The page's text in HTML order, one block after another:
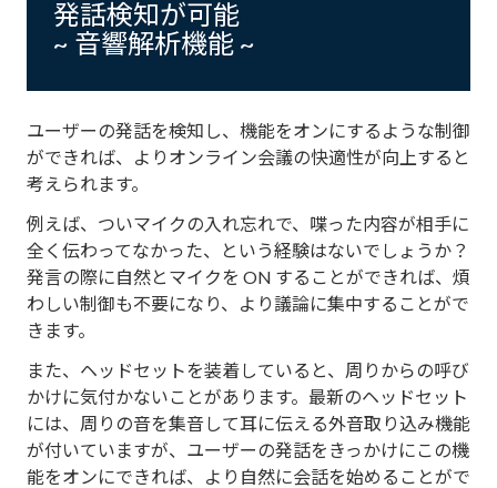
発話検知が可能
~ 音響解析機能 ~
ユーザーの発話を検知し、機能をオンにするような制御
ができれば、よりオンライン会議の快適性が向上すると
考えられます。
例えば、ついマイクの入れ忘れで、喋った内容が相手に
全く伝わってなかった、という経験はないでしょうか？
発言の際に自然とマイクを ON することができれば、煩
わしい制御も不要になり、より議論に集中することがで
きます。
また、ヘッドセットを装着していると、周りからの呼び
かけに気付かないことがあります。最新のヘッドセット
には、周りの音を集音して耳に伝える外音取り込み機能
が付いていますが、ユーザーの発話をきっかけにこの機
能をオンにできれば、より自然に会話を始めることがで